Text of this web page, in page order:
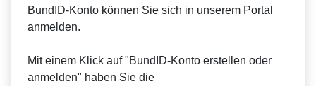
BundID-Konto können Sie sich in unserem Portal
anmelden.
Mit einem Klick auf "BundID-Konto erstellen oder
anmelden" haben Sie die